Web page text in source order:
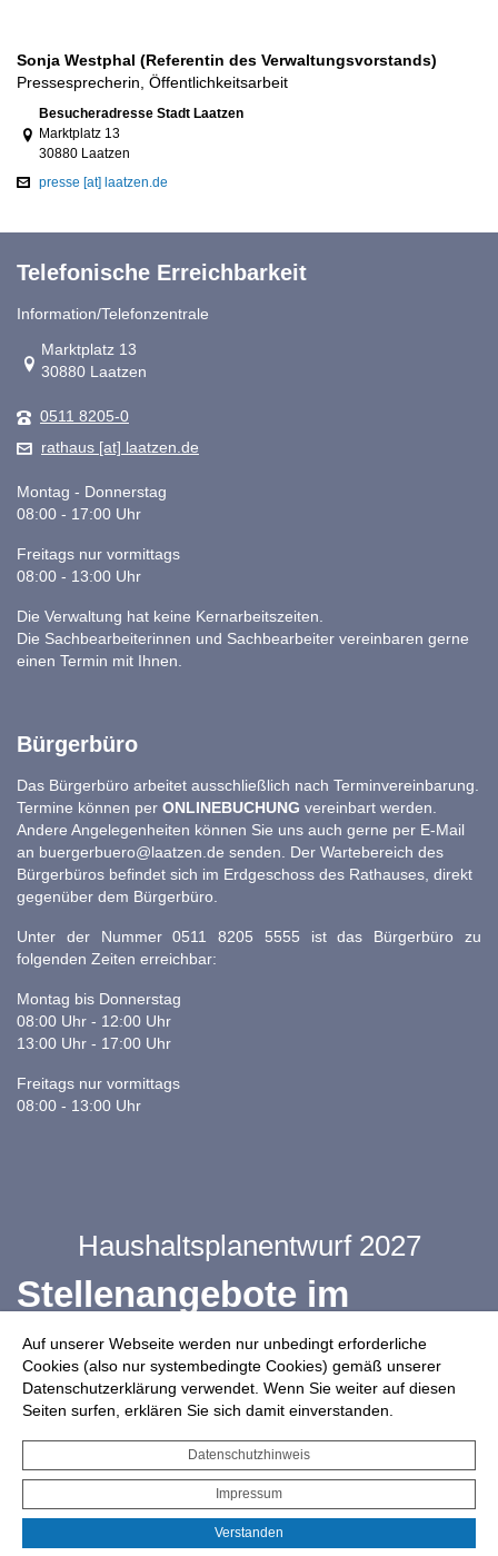
Auf unserer Webseite werden nur unbedingt erforderliche
Cookies (also nur systembedingte Cookies) gemäß unserer
Datenschutzerklärung verwendet. Wenn Sie weiter auf diesen
Seiten surfen, erklären Sie sich damit einverstanden.
Datenschutzhinweis
Impressum
Verstanden
Sonja Westphal (Referentin des Verwaltungsvorstands)
Pressesprecherin, Öffentlichkeitsarbeit
Link zur Google-Maps Navigation
Besucheradresse Stadt Laatzen
Marktplatz 13
30880 Laatzen
presse [at] laatzen.de
Telefonische Erreichbarkeit
Information/Telefonzentrale
Link zur Google-Maps Navigation
Marktplatz 13
30880 Laatzen
0511 8205-0
rathaus [at] laatzen.de
Montag - Donnerstag
08:00 - 17:00 Uhr
Freitags nur vormittags
08:00 - 13:00 Uhr
Die Verwaltung hat keine Kernarbeitszeiten.
Die Sachbearbeiterinnen und Sachbearbeiter vereinbaren gerne
einen Termin mit Ihnen.
Bürgerbüro
Das Bürgerbüro arbeitet ausschließlich nach Terminvereinbarung.
Termine können per ONLINEBUCHUNG vereinbart werden.
Andere Angelegenheiten können Sie uns auch gerne per E-Mail
an buergerbuero@laatzen.de senden. Der Wartebereich des
Bürgerbüros befindet sich im Erdgeschoss des Rathauses, direkt
gegenüber dem Bürgerbüro.
Unter der Nummer 0511 8205 5555 ist das Bürgerbüro zu
folgenden Zeiten erreichbar:
Montag bis Donnerstag
08:00 Uhr - 12:00 Uhr
13:00 Uhr - 17:00 Uhr
Freitags nur vormittags
08:00 - 13:00 Uhr
Haushaltsplanentwurf 2027
Stellenangebote im
Ganztag
Infos zur Drohnennutzung
Starkregengefahrenkarte
Serviceportal für Bürger*innen
Interaktiver Haushalt